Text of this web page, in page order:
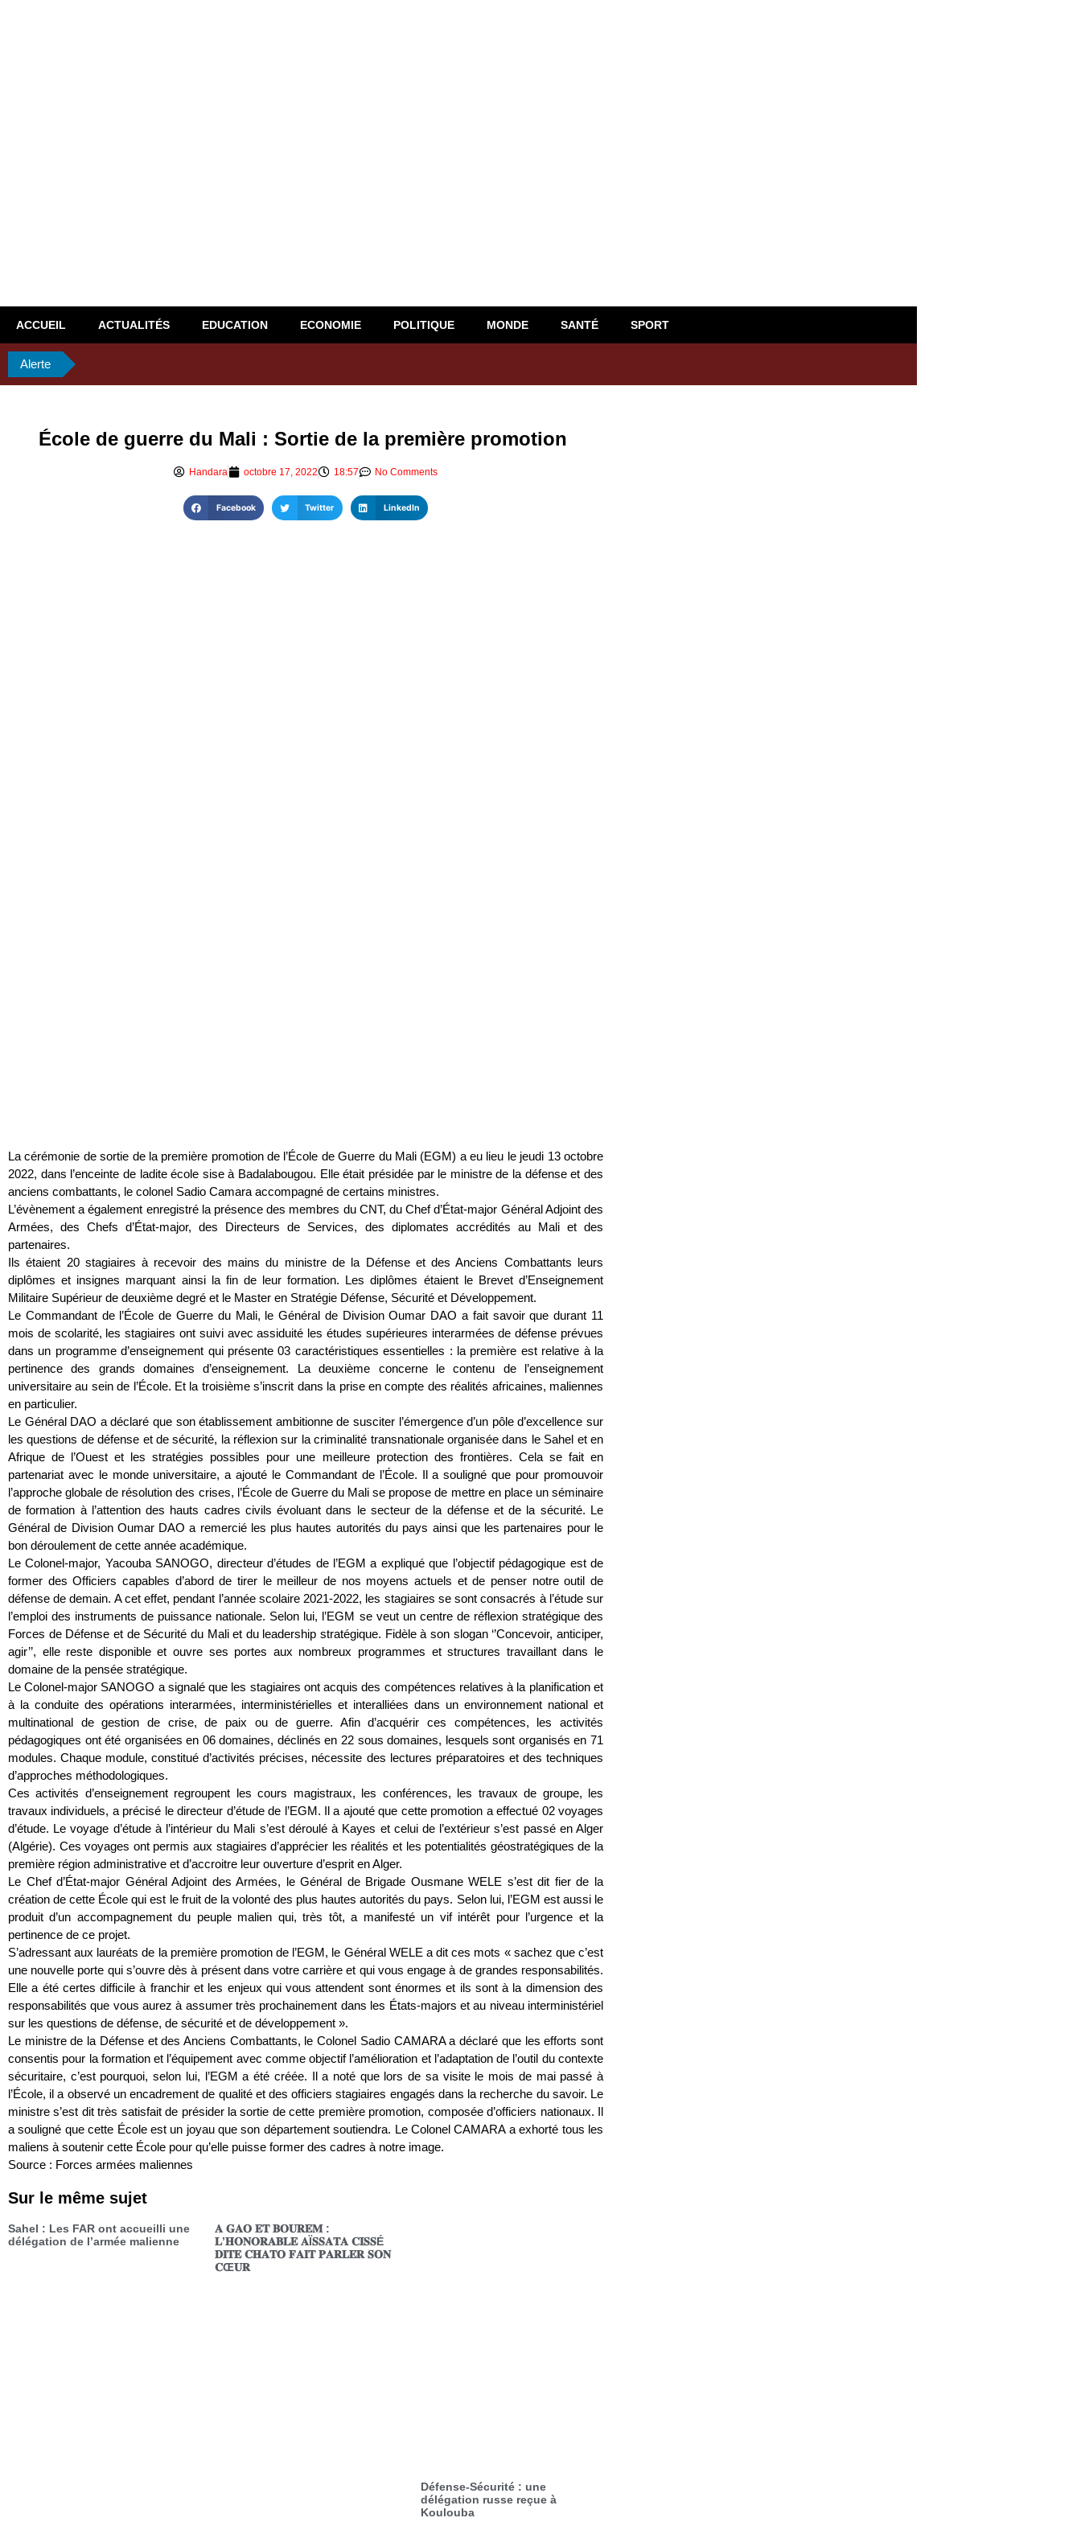
ACCUEIL ACTUALITÉS EDUCATION ECONOMIE POLITIQUE MONDE SANTÉ SPORT
Alerte
École de guerre du Mali : Sortie de la première promotion
Handara octobre 17, 2022 18:57 No Comments
Facebook Twitter LinkedIn
La cérémonie de sortie de la première promotion de l’École de Guerre du Mali (EGM) a eu lieu le jeudi 13 octobre
2022, dans l’enceinte de ladite école sise à Badalabougou. Elle était présidée par le ministre de la défense et des
anciens combattants, le colonel Sadio Camara accompagné de certains ministres.
L’évènement a également enregistré la présence des membres du CNT, du Chef d’État-major Général Adjoint des
Armées, des Chefs d’État-major, des Directeurs de Services, des diplomates accrédités au Mali et des
partenaires.
Ils étaient 20 stagiaires à recevoir des mains du ministre de la Défense et des Anciens Combattants leurs
diplômes et insignes marquant ainsi la fin de leur formation. Les diplômes étaient le Brevet d’Enseignement
Militaire Supérieur de deuxième degré et le Master en Stratégie Défense, Sécurité et Développement.
Le Commandant de l’École de Guerre du Mali, le Général de Division Oumar DAO a fait savoir que durant 11
mois de scolarité, les stagiaires ont suivi avec assiduité les études supérieures interarmées de défense prévues
dans un programme d’enseignement qui présente 03 caractéristiques essentielles : la première est relative à la
pertinence des grands domaines d’enseignement. La deuxième concerne le contenu de l’enseignement
universitaire au sein de l’École. Et la troisième s’inscrit dans la prise en compte des réalités africaines, maliennes
en particulier.
Le Général DAO a déclaré que son établissement ambitionne de susciter l’émergence d’un pôle d’excellence sur
les questions de défense et de sécurité, la réflexion sur la criminalité transnationale organisée dans le Sahel et en
Afrique de l’Ouest et les stratégies possibles pour une meilleure protection des frontières. Cela se fait en
partenariat avec le monde universitaire, a ajouté le Commandant de l’École. Il a souligné que pour promouvoir
l’approche globale de résolution des crises, l’École de Guerre du Mali se propose de mettre en place un séminaire
de formation à l’attention des hauts cadres civils évoluant dans le secteur de la défense et de la sécurité. Le
Général de Division Oumar DAO a remercié les plus hautes autorités du pays ainsi que les partenaires pour le
bon déroulement de cette année académique.
Le Colonel-major, Yacouba SANOGO, directeur d’études de l’EGM a expliqué que l’objectif pédagogique est de
former des Officiers capables d’abord de tirer le meilleur de nos moyens actuels et de penser notre outil de
défense de demain. A cet effet, pendant l’année scolaire 2021-2022, les stagiaires se sont consacrés à l’étude sur
l’emploi des instruments de puissance nationale. Selon lui, l’EGM se veut un centre de réflexion stratégique des
Forces de Défense et de Sécurité du Mali et du leadership stratégique. Fidèle à son slogan ‘’Concevoir, anticiper,
agir’’, elle reste disponible et ouvre ses portes aux nombreux programmes et structures travaillant dans le
domaine de la pensée stratégique.
Le Colonel-major SANOGO a signalé que les stagiaires ont acquis des compétences relatives à la planification et
à la conduite des opérations interarmées, interministérielles et interalliées dans un environnement national et
multinational de gestion de crise, de paix ou de guerre. Afin d’acquérir ces compétences, les activités
pédagogiques ont été organisées en 06 domaines, déclinés en 22 sous domaines, lesquels sont organisés en 71
modules. Chaque module, constitué d’activités précises, nécessite des lectures préparatoires et des techniques
d’approches méthodologiques.
Ces activités d’enseignement regroupent les cours magistraux, les conférences, les travaux de groupe, les
travaux individuels, a précisé le directeur d’étude de l’EGM. Il a ajouté que cette promotion a effectué 02 voyages
d’étude. Le voyage d’étude à l’intérieur du Mali s’est déroulé à Kayes et celui de l’extérieur s’est passé en Alger
(Algérie). Ces voyages ont permis aux stagiaires d’apprécier les réalités et les potentialités géostratégiques de la
première région administrative et d’accroitre leur ouverture d’esprit en Alger.
Le Chef d’État-major Général Adjoint des Armées, le Général de Brigade Ousmane WELE s’est dit fier de la
création de cette École qui est le fruit de la volonté des plus hautes autorités du pays. Selon lui, l’EGM est aussi le
produit d’un accompagnement du peuple malien qui, très tôt, a manifesté un vif intérêt pour l’urgence et la
pertinence de ce projet.
S’adressant aux lauréats de la première promotion de l’EGM, le Général WELE a dit ces mots « sachez que c’est
une nouvelle porte qui s’ouvre dès à présent dans votre carrière et qui vous engage à de grandes responsabilités.
Elle a été certes difficile à franchir et les enjeux qui vous attendent sont énormes et ils sont à la dimension des
responsabilités que vous aurez à assumer très prochainement dans les États-majors et au niveau interministériel
sur les questions de défense, de sécurité et de développement ».
Le ministre de la Défense et des Anciens Combattants, le Colonel Sadio CAMARA a déclaré que les efforts sont
consentis pour la formation et l’équipement avec comme objectif l’amélioration et l’adaptation de l’outil du contexte
sécuritaire, c’est pourquoi, selon lui, l’EGM a été créée. Il a noté que lors de sa visite le mois de mai passé à
l’École, il a observé un encadrement de qualité et des officiers stagiaires engagés dans la recherche du savoir. Le
ministre s’est dit très satisfait de présider la sortie de cette première promotion, composée d’officiers nationaux. Il
a souligné que cette École est un joyau que son département soutiendra. Le Colonel CAMARA a exhorté tous les
maliens à soutenir cette École pour qu’elle puisse former des cadres à notre image.
Source : Forces armées maliennes
Sur le même sujet
Sahel : Les FAR ont accueilli une
délégation de l’armée malienne
𝐀 𝐆𝐀𝐎 𝐄𝐓 𝐁𝐎𝐔𝐑𝐄𝐌 :
𝐋’𝐇𝐎𝐍𝐎𝐑𝐀𝐁𝐋𝐄 𝐀Ï𝐒𝐒𝐀𝐓𝐀 𝐂𝐈𝐒𝐒É
𝐃𝐈𝐓𝐄 𝐂𝐇𝐀𝐓𝐎 𝐅𝐀𝐈𝐓 𝐏𝐀𝐑𝐋𝐄𝐑 𝐒𝐎𝐍
𝐂Œ𝐔𝐑
Défense-Sécurité : une
délégation russe reçue à
Koulouba